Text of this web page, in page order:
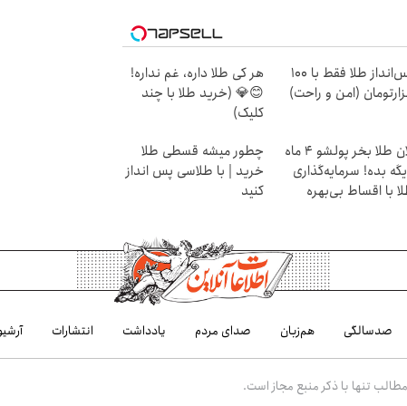
پس‌انداز طلا فقط با ۱۰۰
(امن و راحت)
هر کی طلا داره، غم نداره!
😊💎 (خرید طلا با چند
کلیک)
الان طلا بخر پولشو 4 ماه
بده! سرمایه‌گذاری
با اقساط بی‌بهره
چطور میشه قسطی طلا
خرید | با طلاسی پس انداز
کنید
صدسالگی هم‌زبان صدای مردم یادداشت انتشارات
تنها با ذکر منبع مجاز است.